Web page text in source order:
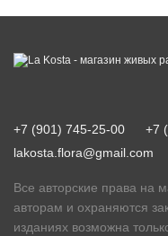
+7 (901) 745-25-00
+7
lakosta.flora@gmail.com
Все авторские права на
авторам и охраняются
изданиях возможна